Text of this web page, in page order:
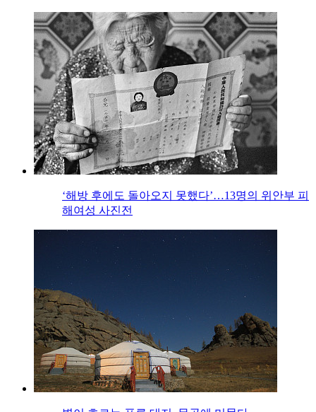
‘해방 후에도 돌아오지 못했다’…13명의 위안부 피
해여성 사진전